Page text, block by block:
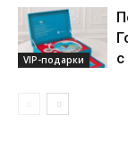
VIP-подарки